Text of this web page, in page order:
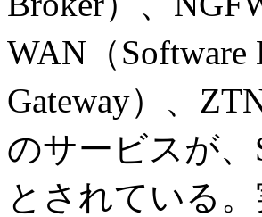
WAN（Software
Gateway）、
のサービスが
とされている